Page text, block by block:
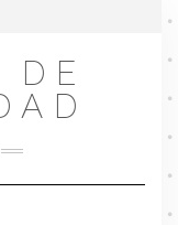
DE
de navegación